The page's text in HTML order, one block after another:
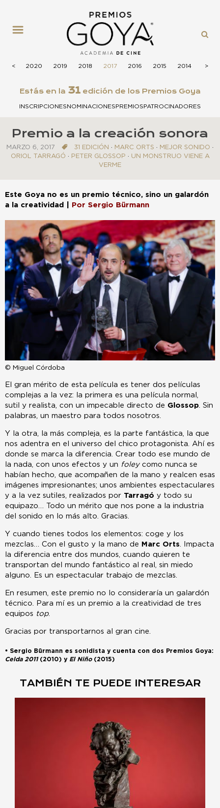
<
<
2021 2020 2019 2018 2017 2016 2015 2014 2013
>
>
Estás en la 31edición de los Premios Goya
INSCRIPCIONESNOMINACIONESPREMIOSPATROCINADORES
Premio a la creación sonora
MARZO 6, 2017 31 EDICIÓN · MARC ORTS · MEJOR SONIDO ·
ORIOL TARRAGÓ · PETER GLOSSOP · UN MONSTRUO VIENE A
VERME
Este Goya no es un premio técnico, sino un galardón
a la creatividad
Por Sergio Bürmann
© Miguel Córdoba
El gran mérito de esta película es tener dos películas
complejas a la vez: la primera es una película normal,
sutil y realista, con un impecable directo de Glossop. Sin
palabras, un maestro para todos nosotros.
Y la otra, la más compleja, es la parte fantástica, la que
nos adentra en el universo del chico protagonista. Ahí es
donde se marca la diferencia. Crear todo ese mundo de
la nada, con unos efectos y un foleycomo nunca se
habían hecho, que acompañen de la mano y realcen esas
imágenes impresionantes; unos ambientes espectaculares
y a la vez sutiles, realizados por Tarragó y todo su
equipazo… Todo un mérito que nos pone a la industria
del sonido en lo más alto. Gracias.
Y cuando tienes todos los elementos: coge y los
mezclas… Con el gusto y la mano de Marc Orts. Impacta
la diferencia entre dos mundos, cuando quieren te
transportan del mundo fantástico al real, sin miedo
alguno. Es un espectacular trabajo de mezclas.
En resumen, este premio no lo consideraría un galardón
técnico. Para mí es un premio a la creatividad de tres
equipos top.
Gracias por transportarnos al gran cine.
• Sergio Bürmann es sonidista y cuenta con dos Premios Goya:
Celda 2011(2010) y El Niño (2015)
TAMBIÉN TE PUEDE INTERESAR